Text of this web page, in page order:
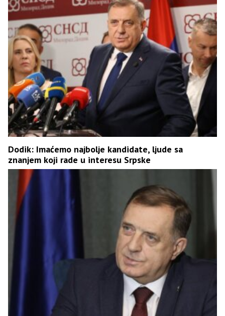
Dodik: Imaćemo najbolje kandidate, ljude sa
znanjem koji rade u interesu Srpske